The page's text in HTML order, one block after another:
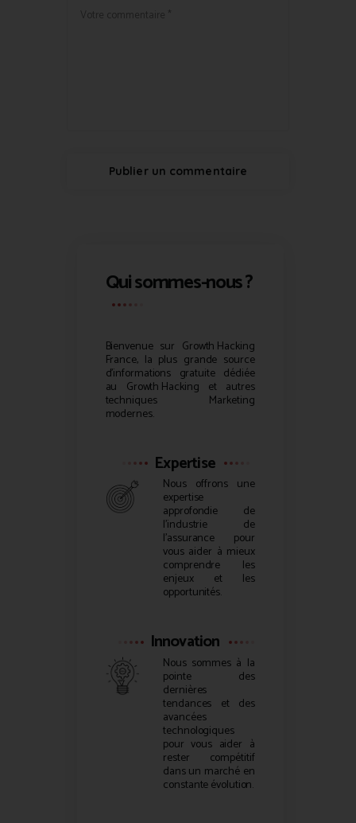
Qui sommes-nous ?
Bienvenue sur Growth Hacking
France, la plus grande source
d’informations gratuite dédiée
au Growth Hacking et autres
techniques Marketing
modernes.
Expertise
Nous offrons une
expertise
approfondie de
l’industrie de
l’assurance pour
vous aider à mieux
comprendre les
enjeux et les
opportunités.
Innovation
Nous sommes à la
pointe des
dernières
tendances et des
avancées
technologiques
pour vous aider à
rester compétitif
dans un marché en
constante évolution.